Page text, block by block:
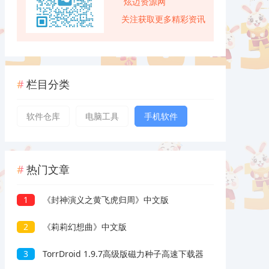
关注获取更多精彩资讯
栏目分类
软件仓库 电脑工具 手机软件
热门文章
1 《封神演义之黄飞虎归周》中文版
2 《莉莉幻想曲》中文版
3 TorrDroid 1.9.7高级版磁力种子高速下载器